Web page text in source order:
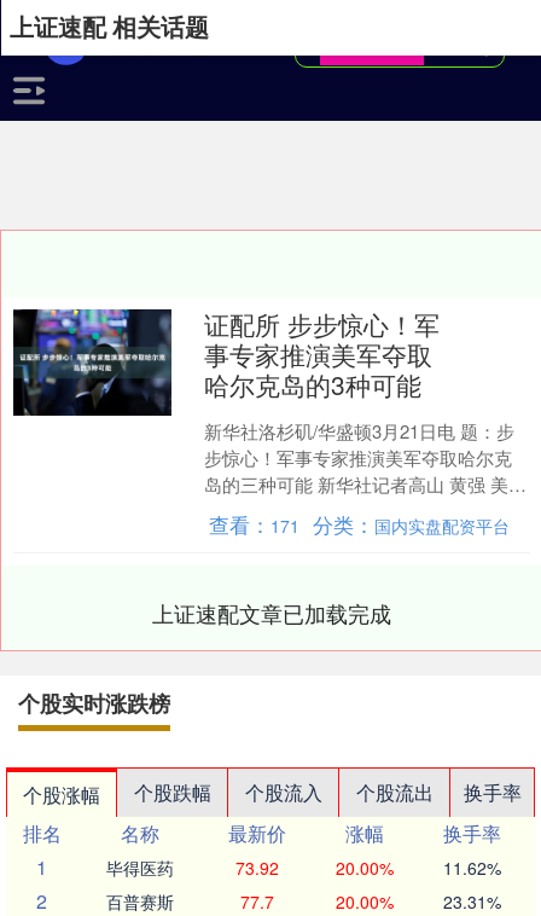
上证速配 相关话题
证配所 步步惊心！军
事专家推演美军夺取
哈尔克岛的3种可能
新华社洛杉矶/华盛顿3月21日电 题：步
步惊心！军事专家推演美军夺取哈尔克
岛的三种可能 新华社记者高山 黄强 美国
特朗普政府20日被曝向中东大举增兵，
包括增派地....
查看： 171 分类： 国内实盘配资平台
上证速配文章已加载完成
个股实时涨跌榜
个股涨幅 个股跌幅 个股流入 个股流出
换手率
排名
名称 最新价 涨幅
换手率
1
毕得医药 73.92 20.00% 11.62%
2 百普赛斯 77.7 20.00% 23.31%